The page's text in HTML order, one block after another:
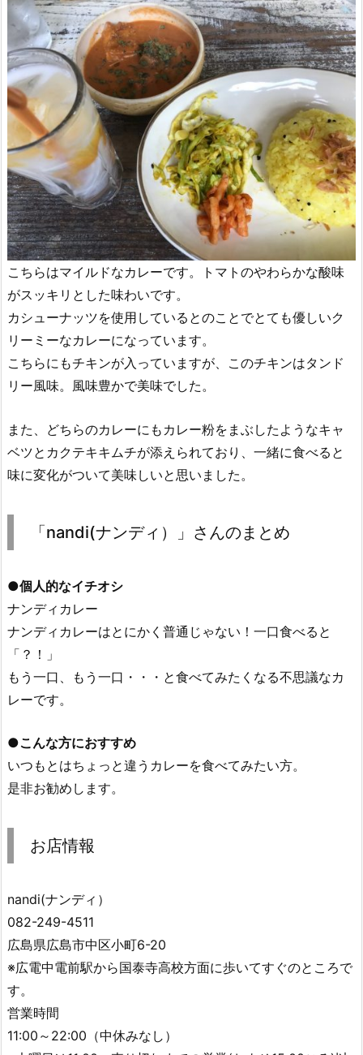
こちらはマイルドなカレーです。トマトのやわらかな酸味
がスッキリとした味わいです。
カシューナッツを使用しているとのことでとても優しいク
リーミーなカレーになっています。
こちらにもチキンが入っていますが、このチキンはタンド
リー風味。風味豊かで美味でした。
また、どちらのカレーにもカレー粉をまぶしたようなキャ
ベツとカクテキキムチが添えられており、一緒に食べると
味に変化がついて美味しいと思いました。
「nandi(ナンディ）」さんのまとめ
●個人的なイチオシ
ナンディカレー
ナンディカレーはとにかく普通じゃない！一口食べると
「？！」
もう一口、もう一口・・・と食べてみたくなる不思議なカ
レーです。
●こんな方におすすめ
いつもとはちょっと違うカレーを食べてみたい方。
是非お勧めします。
お店情報
nandi(ナンディ）
082-249-4511
広島県広島市中区小町6-20
※広電中電前駅から国泰寺高校方面に歩いてすぐのところで
す。
営業時間
11:00～22:00（中休みなし）